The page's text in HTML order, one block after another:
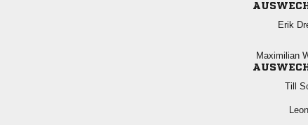


